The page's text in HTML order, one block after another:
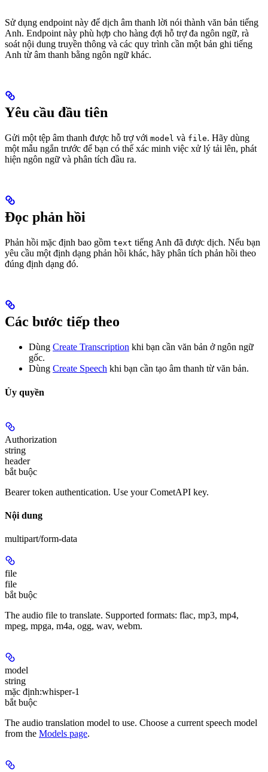
Sử dụng endpoint này để dịch âm thanh lời nói thành văn bản tiếng
Anh. Endpoint này phù hợp cho hàng đợi hỗ trợ đa ngôn ngữ, rà
soát nội dung truyền thông và các quy trình cần một bản ghi tiếng
Anh từ âm thanh bằng ngôn ngữ khác.
Yêu cầu đầu tiên
Gửi một tệp âm thanh được hỗ trợ với model và file. Hãy dùng
một mẫu ngắn trước để bạn có thể xác minh việc xử lý tải lên, phát
hiện ngôn ngữ và phân tích đầu ra.
Đọc phản hồi
Phản hồi mặc định bao gồm text tiếng Anh đã được dịch. Nếu bạn
yêu cầu một định dạng phản hồi khác, hãy phân tích phản hồi theo
đúng định dạng đó.
Các bước tiếp theo
Dùng Create Transcription khi bạn cần văn bản ở ngôn ngữ
gốc.
Dùng Create Speech khi bạn cần tạo âm thanh từ văn bản.
Ủy quyền
Authorization
string
header
bắt buộc
Bearer token authentication. Use your CometAPI key.
Nội dung
multipart/form-data
file
file
bắt buộc
The audio file to translate. Supported formats: flac, mp3, mp4,
mpeg, mpga, m4a, ogg, wav, webm.
model
string
mặc định:whisper-1
bắt buộc
The audio translation model to use. Choose a current speech model
from the Models page.